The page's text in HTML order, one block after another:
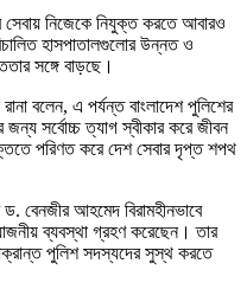
নিজেকে নিযুক্ত করতে আবারও
হাসপাতালগুলোর উন্নত ও
সঙ্গে বাড়ছে।
বলেন, এ পর্যন্ত বাংলাদেশ পুলিশের
সর্বোচ্চ ত্যাগ স্বীকার করে জীবন
পরিণত করে দেশ সেবার দৃপ্ত শপথ
বেনজীর আহমেদ বিরামহীনভাবে
ব্যবস্থা গ্রহণ করেছেন। তার
পুলিশ সদস্যদের সুস্থ করতে